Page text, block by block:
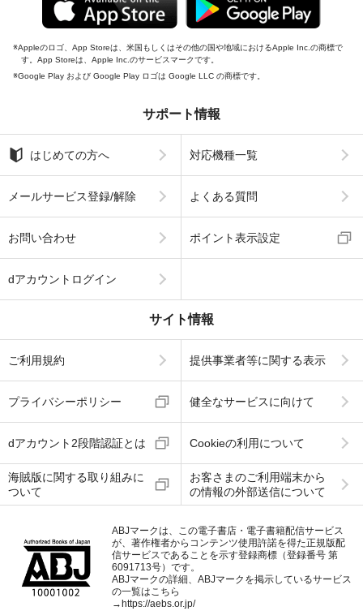
Appleのロゴ、App Storeは、米国もしくはその他の国や地域におけるApple Inc.の商標で
す。App Storeは、Apple Inc.のサービスマークです。
Google Play および Google Play ロゴは Google LLC の商標です。
サポート情報
はじめての方へ 対応機種一覧
メールサービス登録/解除 よくある質問
お問い合わせ ポイント表示設定
dアカウントログイン
サイト情報
ご利用規約 提供事業者等に関する表示
プライバシーポリシー 健全なサービスに向けて
dアカウント2段階認証とは Cookieの利用について
海賊版に関する取り組みに
ついて
お客さまのご利用端末から
の情報の外部送信について
ABJマークは、この電子書店・電子書籍配信サービス
が、著作権者からコンテンツ使用許諾を得た正規版配
信サービスであることを示す登録商標（登録番号 第
6091713号）です。
ABJマークの詳細、ABJマークを掲示しているサービス
の一覧はこちら
→ https://aebs.or.jp/